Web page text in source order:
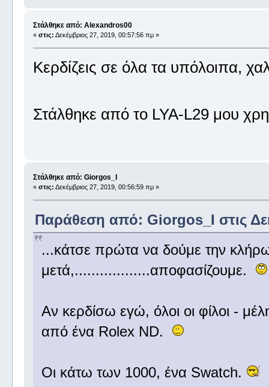
Στάλθηκε από: Alexandros00
« στις: Δεκέμβριος 27, 2019, 00:57:56 πμ »
Κερδίζεις σε όλα τα υπόλοιπα,
Στάλθηκε από το LYA-L29 μου
Στάλθηκε από: Giorgos_I
« στις: Δεκέμβριος 27, 2019, 00:56:59 πμ »
Παράθεση από: Giorgos_I στις
...κάτσε πρώτα να δούμε την
μετά,..................αποφασίζουμε.
Αν κερδίσω εγώ, όλοι οι φίλοι -
από ένα Rolex ND.
Οι κάτω των 1000, ένα Swatch.